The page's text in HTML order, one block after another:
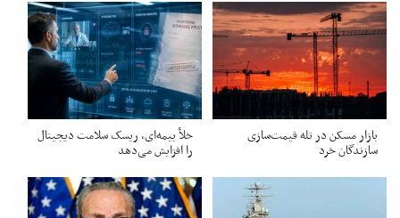
بازار مسکن در تله قیمت‌سازی
سازندگان خرد
خلأ بیمه‌ای، ریسک سلامت دیجیتال
را افزایش می‌دهد